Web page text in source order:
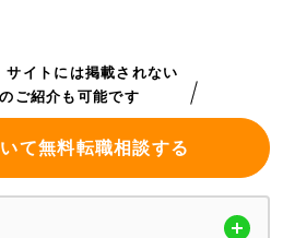
サイトには掲載されない
ご紹介も可能です
て無料転職相談する